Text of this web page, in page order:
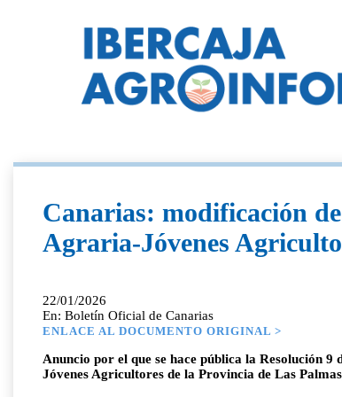
Canarias: modificación
Agraria-Jóvenes
22/01/2026
En: Boletín Oficial de Canarias
ENLACE AL DOCUMENTO ORIGINAL >
Anuncio por el que se hace pública la Resolución
Jóvenes Agricultores de la Provincia de Las